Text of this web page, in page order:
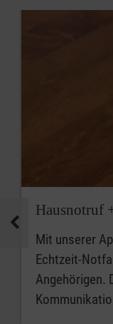
Hausnotruf
Mit unserer
Echtzeit-
Angehörigen.